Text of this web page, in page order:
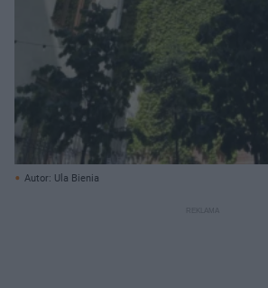
Autor: Ula Bienia